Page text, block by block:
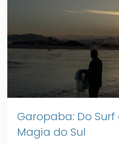
Garopaba: Do Surf
Magia do Sul